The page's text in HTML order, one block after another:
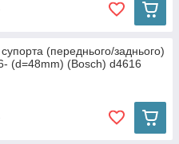
(переднього/заднього)
(d=48mm) (Bosch) d4616